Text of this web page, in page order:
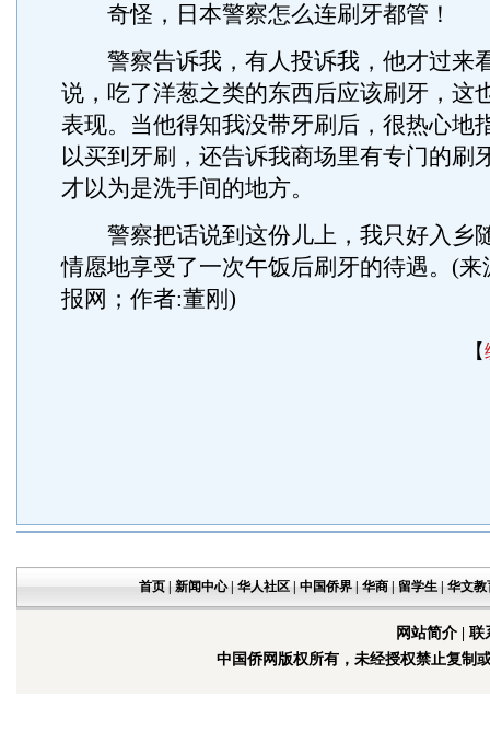
奇怪，日本警察怎么连刷牙都管！
警察告诉我，有人投诉我，他才过来
说，吃了洋葱之类的东西后应该刷牙，这
表现。当他得知我没带牙刷后，很热心地
以买到牙刷，还告诉我商场里有专门的刷
才以为是洗手间的地方。
警察把话说到这份儿上，我只好入乡
情愿地享受了一次午饭后刷牙的待遇。(
报网；作者:董刚)
【
首页| 新闻中心| 华人社区| 中国侨界| 华商| 留学生| 华文教
网站简介| 联
中国侨网版权所有，未经授权禁止复制